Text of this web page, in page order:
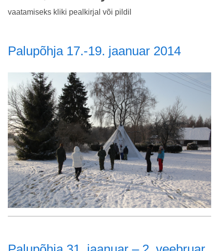
vaatamiseks kliki pealkirjal või pildil
Palupõhja 17.-19. jaanuar 2014